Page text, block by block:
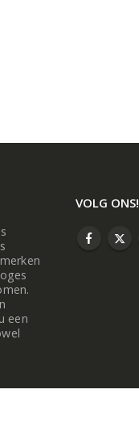
een
VOLG ONS!